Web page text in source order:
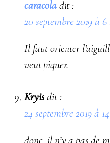
caracoladit :
20 septembre 2019 à
Il faut orienter
veut piquer.
Kryisdit :
24 septembre 2019 à
donc, il n’y a pas de